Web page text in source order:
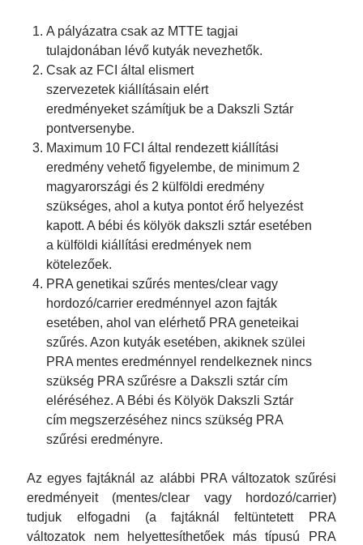
Hungexpón
KATEGÓRIÁK
Egyebek
Tenyésztési csoport
ARCHÍVUM
2026 március
2026 február
2026 január
2025 december
2025 november
2025 október
2025 szeptember
2025 augusztus
2025 július
2025 április
2025 február
2025 január
A pályázatra csak az MTTE tagjai
tulajdonában lévő kutyák nevezhetők.
Csak az FCI által elismert
szervezetek kiállításain elért
eredményeket számítjuk be a Dakszli Sztár
pontversenybe.
Maximum 10 FCI által rendezett kiállítási
eredmény vehető figyelembe, de minimum 2
magyarországi és 2 külföldi eredmény
szükséges, ahol a kutya pontot érő helyezést
kapott. A bébi és kölyök dakszli sztár esetében
a külföldi kiállítási eredmények nem
kötelezőek.
PRA genetikai szűrés mentes/clear vagy
hordozó/carrier eredménnyel azon fajták
esetében, ahol van elérhető PRA geneteikai
szűrés. Azon kutyák esetében, akiknek szülei
PRA mentes eredménnyel rendelkeznek nincs
szükség PRA szűrésre a Dakszli sztár cím
eléréséhez. A Bébi és Kölyök Dakszli Sztár
cím megszerzéséhez nincs szükség PRA
szűrési eredményre.
Az egyes fajtáknál az alábbi PRA változatok szűrési
eredményeit (mentes/clear vagy hordozó/carrier)
tudjuk elfogadni (a fajtáknál feltüntetett PRA
változatok nem helyettesíthetőek más típusú PRA